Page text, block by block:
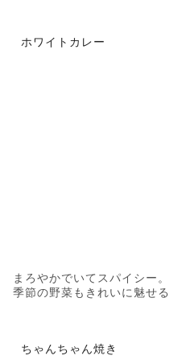
ホワイトカレー
まろやかでいてスパイシー。
季節の野菜もきれいに魅せる
ちゃんちゃん焼き